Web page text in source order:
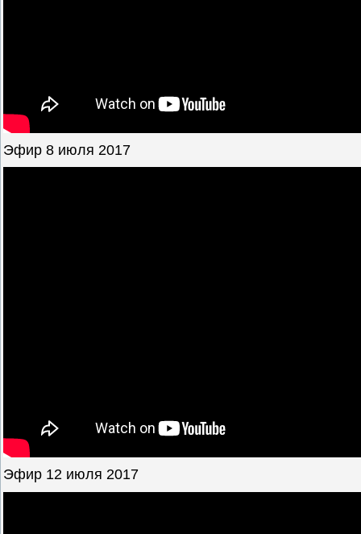
Эфир 8 июля 2017
Эфир 12 июля 2017